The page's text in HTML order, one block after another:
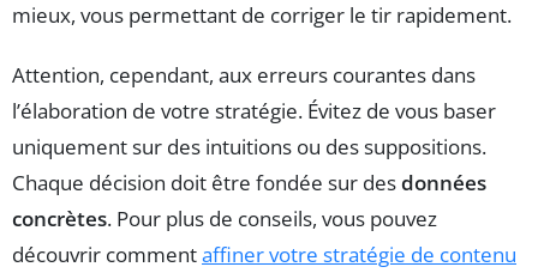
mieux, vous permettant de corriger le tir rapidement.
Attention, cependant, aux erreurs courantes dans
l’élaboration de votre stratégie. Évitez de vous baser
uniquement sur des intuitions ou des suppositions.
Chaque décision doit être fondée sur desdonnées
concrètes. Pour plus de conseils, vous pouvez
découvrir commentaffiner votre stratégie de contenu